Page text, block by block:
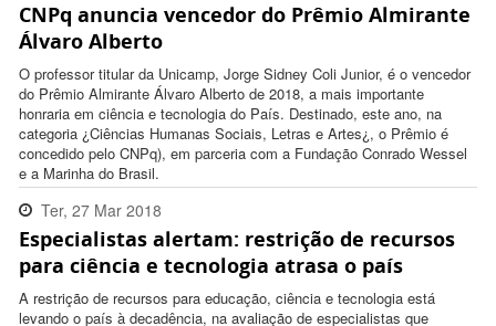
17:09:00 -0300
CNPq anuncia vencedor do Prêmio Almirante
Álvaro Alberto
O professor titular da Unicamp, Jorge Sidney Coli Junior, é o vencedor
do Prêmio Almirante Álvaro Alberto de 2018, a mais importante
honraria em ciência e tecnologia do País. Destinado, este ano, na
categoria ¿Ciências Humanas Sociais, Letras e Artes¿, o Prêmio é
concedido pelo CNPq), em parceria com a Fundação Conrado Wessel
e a Marinha do Brasil.
Ter, 27 Mar 2018
17:18:00 -0300
Especialistas alertam: restrição de recursos
para ciência e tecnologia atrasa o país
A restrição de recursos para educação, ciência e tecnologia está
levando o país à decadência, na avaliação de especialistas que